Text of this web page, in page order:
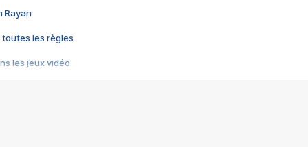
Rayan
toutes les règles
les jeux vidéo